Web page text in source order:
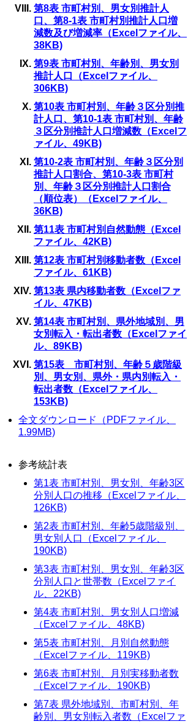
第8表 市町村別、男女別推計人
口、第8-1表 市町村別推計人口増
減数及び増減率（Excelファイル、
38KB)
第9表 市町村別、年齢別、男女別
推計人口（Excelファイル、
306KB)
第10表 市町村別、年齢３区分別推
計人口、第10-1表 市町村別、年齢
３区分別推計人口増減数（Excelフ
ァイル、49KB)
第10-2表 市町村別、年齢３区分別
推計人口割合、第10-3表 市町村
別、年齢３区分別推計人口割合
（順位表）（Excelファイル、
36KB)
第11表 市町村別自然動態（Excel
ファイル、42KB)
第12表 市町村別移動者数（Excel
ファイル、61KB)
第13表 県内移動者数（Excelファ
イル、47KB)
第14表 市町村別、県外地域別、男
女別転入・転出者数（Excelファイ
ル、89KB)
第15表 市町村別、年齢５歳階級
別、男女別、県外・県内別転入・
転出者数（Excelファイル、
153KB)
全文ダウンロード（PDFファイル、
1.99MB)
参考統計表
第1表 市町村別、男女別、年齢3区
分別人口の推移（Excelファイル、
126KB)
第2表 市町村別、年齢5歳階級別、
男女別人口（Excelファイル、
190KB)
第3表 市町村別、男女別、年齢3区
分別人口と世帯数（Excelファイ
ル、22KB)
第4表 市町村別、男女別人口増減
（Excelファイル、48KB)
第5表 市町村別、月別自然動態
（Excelファイル、119KB)
第6表 市町村別、月別実移動者数
（Excelファイル、190KB)
第7表 県外地域別、市町村別、年
齢別、男女別転入者数（Excelファ